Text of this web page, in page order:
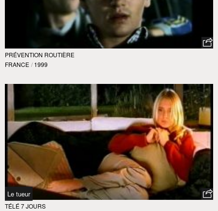
PRÉVENTION ROUTIÈRE
FRANCE / 1999
Le tueur
TÉLÉ 7 JOURS